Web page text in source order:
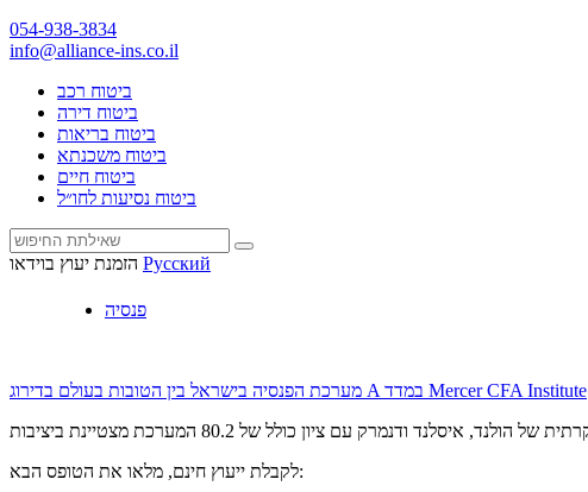
054-938-3834
info@alliance-ins.co.il
ביטוח רכב
ביטוח דירה
ביטוח בריאות
ביטוח משכנתא
ביטוח חיים
ביטוח נסיעות לחו״ל
הזמנת יעוץ בוידאו Русский
פנסיה
מערכת הפנסיה בישראל בין הטובות בעולם בדירוג A במדד Mercer CFA Institute
לקבלת ייעוץ חינם, מלאו את הטופס הבא: